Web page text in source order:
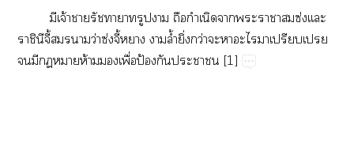
​จ้​​​​​​​​​​​ซ่​
ิ​ี้​​​ว่ซ่ี้​​ล้ำ​ิ่​ว่​​​​​ป​​
​​ห้​​ื่​ป้​​​​[1]